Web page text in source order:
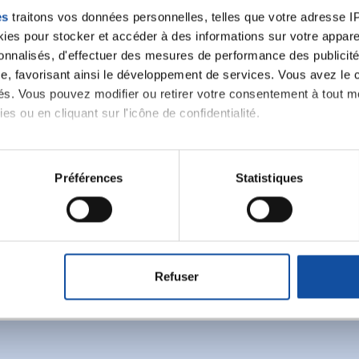
traitons vos données personnelles, telles que votre adresse
pour stocker et accéder à des informations sur votre
d'effectuer des mesures de performance des
favorisant ainsi le développement de services. Vous avez le
Vous pouvez modifier ou retirer votre consentement à tout
ou en cliquant sur l'icône de confidentialité.
également :
sur votre localisation géographique qui peuvent être
de vos données personnelles et définir vos
ou retirer votre consentement à tout moment à partir de la
Préférences Statistiques
Refuser
une nouvelle discussion vous aurez besoin de vous
Créer un nouveau compte